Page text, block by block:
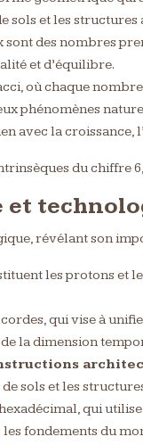
sols et les
des nombres
et d’équilibre.
où chaque
phénomènes
avec la croissance,
du
et
révélant son
les protons et
cordes, qui vise à
la dimension
sols et les
hexadécimal, qui
les fondements du